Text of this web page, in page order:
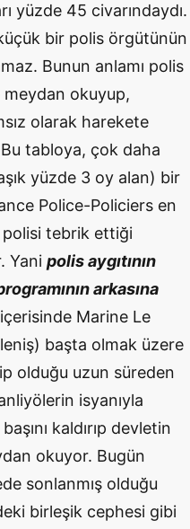
yüzde 45 civarındaydı.
bir polis örgütünün
Bunun anlamı polis
meydan okuyup,
olarak harekete
tabloya, çok daha
yüzde 3 oy alan) bir
Police-Policiers en
polisi tebrik ettiği
Yani polis aygıtının
arkasına
Marine Le
başta olmak üzere
olduğu uzun süreden
isyanıyla
kaldırıp devletin
okuyor. Bugün
sonlanmış olduğu
birleşik cephesi gibi